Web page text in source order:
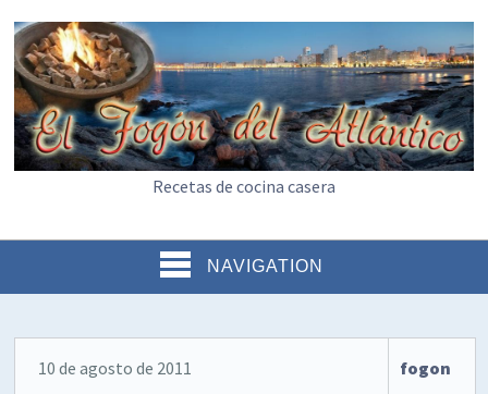
Recetas de cocina casera
NAVIGATION
10 de agosto de 2011 fogon